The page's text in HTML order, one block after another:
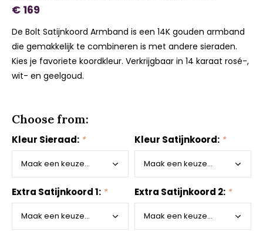
€ 169
De Bolt Satijnkoord Armband is een 14K gouden armband
die gemakkelijk te combineren is met andere sieraden.
Kies je favoriete koordkleur. Verkrijgbaar in 14 karaat rosé-,
wit- en geelgoud.
Choose from:
Kleur Sieraad: * Kleur Satijnkoord: *
Extra Satijnkoord 1: * Extra Satijnkoord 2: *